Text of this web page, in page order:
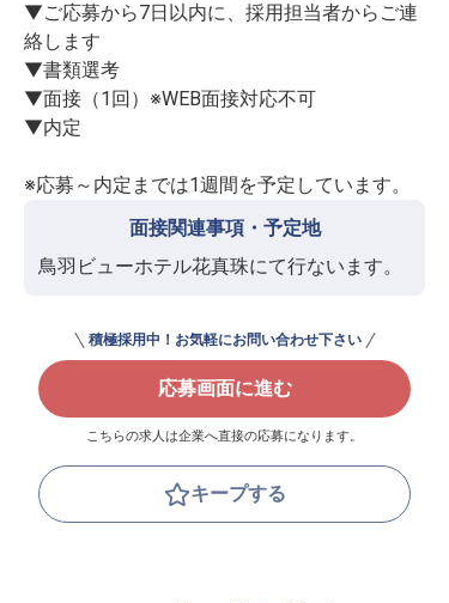
▼ご応募から7日以内に、採用担当者からご連
絡します
▼書類選考
▼面接（1回）※WEB面接対応不可
▼内定
※応募～内定までは1週間を予定しています。
面接関連事項・予定地
鳥羽ビューホテル花真珠にて行ないます。
積極採用中！お気軽にお問い合わせ下さい
応募画面に進む
こちらの求人は企業へ直接の応募になります。
キープする